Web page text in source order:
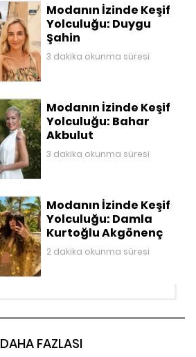
Modanın İzinde Keşif
Yolculuğu: Duygu
Şahin
3 dakika okunma süresi
Modanın İzinde Keşif
Yolculuğu: Bahar
Akbulut
3 dakika okunma süresi
Modanın İzinde Keşif
Yolculuğu: Damla
Kurtoğlu Akgönenç
2 dakika okunma süresi
DAHA FAZLASI